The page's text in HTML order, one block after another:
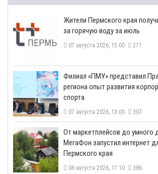
​Жители Пермского края
за горячую воду за июль
07 августа 2026, 15:00 271
​Филиал «ПМУ» представил
региона опыт развития
спорта
07 августа 2026, 13:00 307
От маркетплейсов до умного
МегаФон запустил интернет
Пермского края
06 августа 2026, 17:10 386